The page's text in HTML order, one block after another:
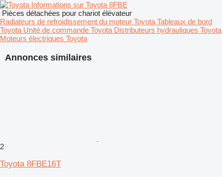
Annonces similaires
2
Toyota 8FBE16T
Informations sur Toyota 8FBE
Pièces détachées pour chariot élévateur
Radiateurs de refroidissement du moteur Toyota Tableaux de bord
Toyota Unité de commande Toyota Distributeurs hydrauliques Toyota
Moteurs électriques Toyota